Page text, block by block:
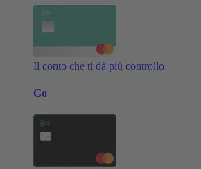
Il conto che ti dà più controllo
Go